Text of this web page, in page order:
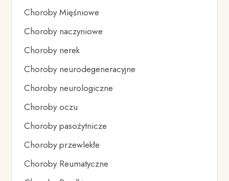
Choroby Mięśniowe
Choroby naczyniowe
Choroby nerek
Choroby neurodegeneracyjne
Choroby neurologiczne
Choroby oczu
Choroby pasożytnicze
Choroby przewlekłe
Choroby Reumatyczne